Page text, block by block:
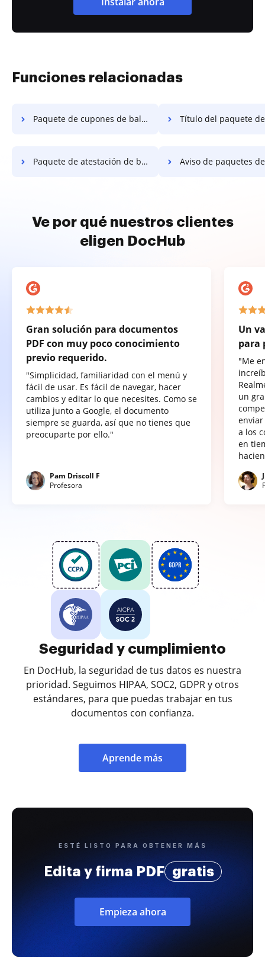
Funciones relacionadas
Paquete de cupones de balas Título del paquete
Paquete de atestación de balas Aviso de paquetes
Ve por qué nuestros clientes
eligen DocHub
Gran solución para documentos
PDF con muy poco conocimiento
previo requerido.
"Simplicidad, familiaridad con el menú y
fácil de usar. Es fácil de navegar, hacer
cambios y editar lo que necesites. Como se
utiliza junto a Google, el documento
siempre se guarda, así que no tienes que
preocuparte por ello."
Pam Driscoll F
Profesora
Un
para
"Me
un
a los
en
Seguridad y cumplimiento
En DocHub, la seguridad de tus datos es nuestra
prioridad. Seguimos HIPAA, SOC2, GDPR y otros
estándares, para que puedas trabajar en tus
documentos con confianza.
Aprende más
ESTÉ LISTO PARA OBTENER MÁS
Edita y firma PDF gratis
Empieza ahora